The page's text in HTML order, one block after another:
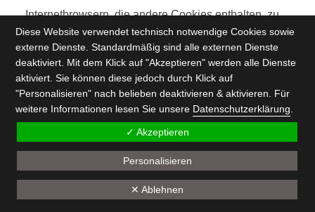
Internetbrowsern, die andere Cookies enthalten, zu
unterscheiden. Ein bestimmter Internetbrowser kann
über die eindeutige Cookie-ID wiedererkannt und
identifiziert werden.
Durch den Einsatz von Cookies kann den Nutzern
dieser Internetseite nutzerfreundlichere Services
möglich wären.
Mittels eines Cookies können die Informationen und
Diese Website verwendet technisch notwendige Cookies sowie
externe Dienste. Standardmäßig sind alle externen Dienste
deaktiviert. Mit dem Klick auf "Akzeptieren" werden alle Dienste
aktiviert. Sie können diese jedoch durch Klick auf
"Personalisieren" nach belieben deaktivieren & aktivieren. Für
weitere Informationen lesen Sie unsere Datenschutzerklärung.
✓ Akzeptieren
Personalisieren
✕ Ablehnen